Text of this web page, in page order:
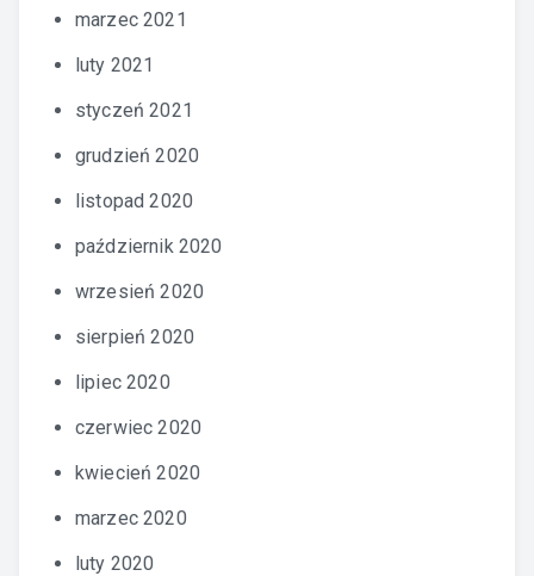
marzec 2021
luty 2021
styczeń 2021
grudzień 2020
listopad 2020
październik 2020
wrzesień 2020
sierpień 2020
lipiec 2020
czerwiec 2020
kwiecień 2020
marzec 2020
luty 2020